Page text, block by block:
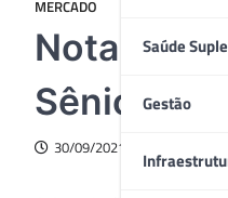
Saúde
Gestão
MERCADO
Nota
Sênior e
30/09/2021